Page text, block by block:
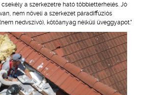
a szerkezetre ható többletterhelés. Jó
nem növeli a szerkezet páradiffúziós
nedvszívó), kötőanyag nélküli üveggyapot.”